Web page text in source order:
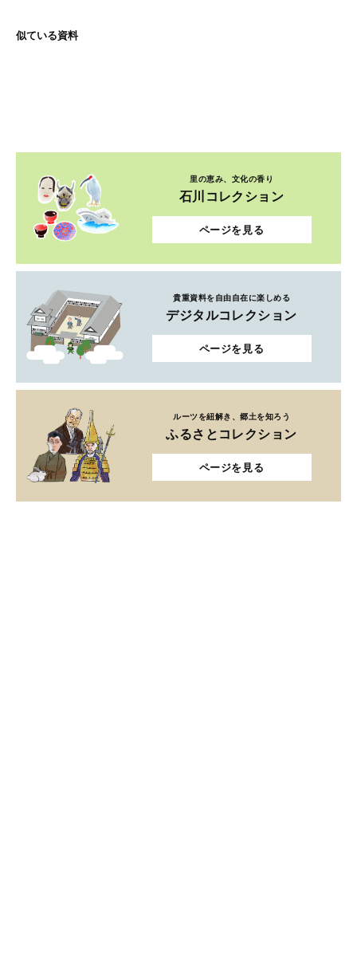
似ている資料
里の恵み、文化の香り
石川コレクション
ページを見る
貴重資料を自由自在に楽しめる
デジタルコレクション
ページを見る
ルーツを紐解き、郷土を知ろう
ふるさとコレクション
ページを見る